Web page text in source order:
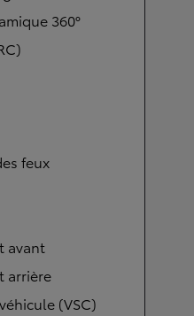
360°
feux
avant
arrière
(VSC)